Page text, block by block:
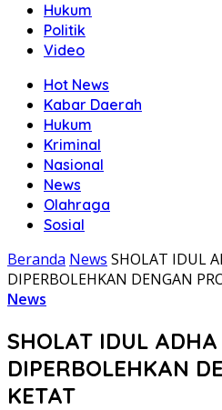
Hukum
Politik
Video
Hot News
Kabar Daerah
Hukum
Kriminal
Nasional
News
Olahraga
Sosial
Beranda News SHOLAT IDUL
DIPERBOLEHKAN DENGAN
News
SHOLAT IDUL
DIPERBOLEHKAN
KETAT